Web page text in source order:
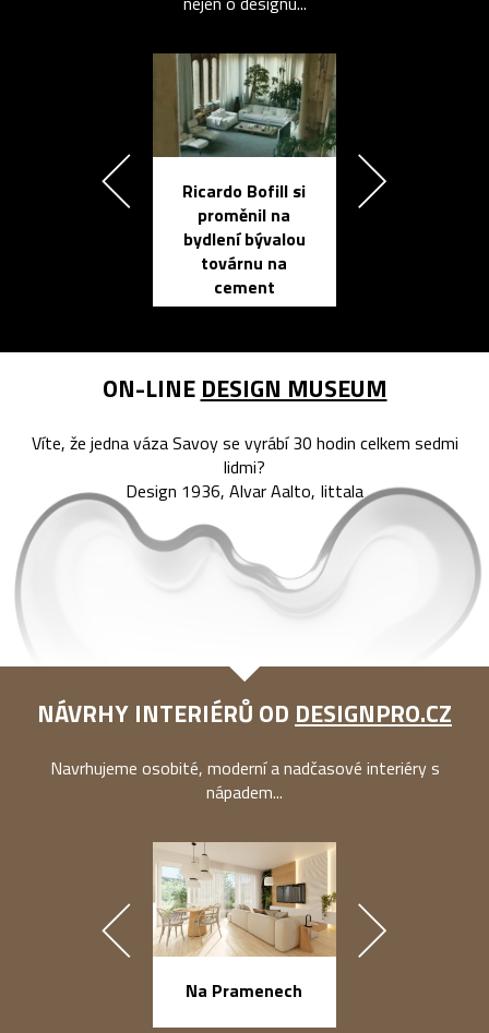
Ricardo Bofill si
proměnil na
bydlení bývalou
továrnu na
cement
ON-LINE DESIGN MUSEUM
Víte, že jedna váza Savoy se vyrábí 30 hodin celkem sedmi
lidmi?
Design 1936, Alvar Aalto, Iittala
NÁVRHY INTERIÉRŮ OD DESIGNPRO.CZ
Navrhujeme osobité, moderní a nadčasové interiéry s
nápadem...
Na Pramenech